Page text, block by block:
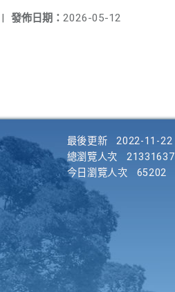
發佈日期： 2026-05-12
|
最後更新
2022-11-22
總瀏覽人次
21331637
今日瀏覽人次
65202